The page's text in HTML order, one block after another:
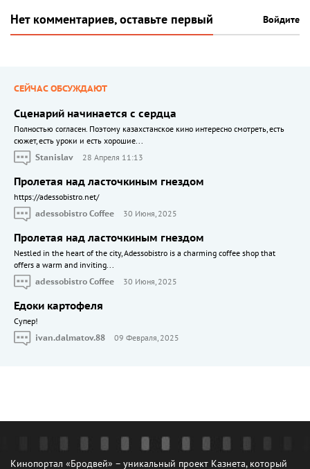
Нет комментариев, оставьте первый Войдите
СЕЙЧАС ОБСУЖДАЮТ
Сценарий начинается с сердца
Полностью согласен. Поэтому казахстанское кино интересно смотреть, есть
сюжет, есть уроки и есть хорошие...
Stanislav
28 Апреля 11:13
Пролетая над ласточкиным гнездом
https://adessobistro.net/
adessobistro Coffee
30 Июня, 2025
Пролетая над ласточкиным гнездом
Nestled in the heart of the city, Adessobistro is a charming coffee shop that
offers a warm and inviting...
adessobistro Coffee
30 Июня, 2025
Едоки картофеля
Cупер!
ivan.dalmatov.88
09 Февраля, 2025
Кинопортал «Бродвей» – уникальный проект Казнета, который